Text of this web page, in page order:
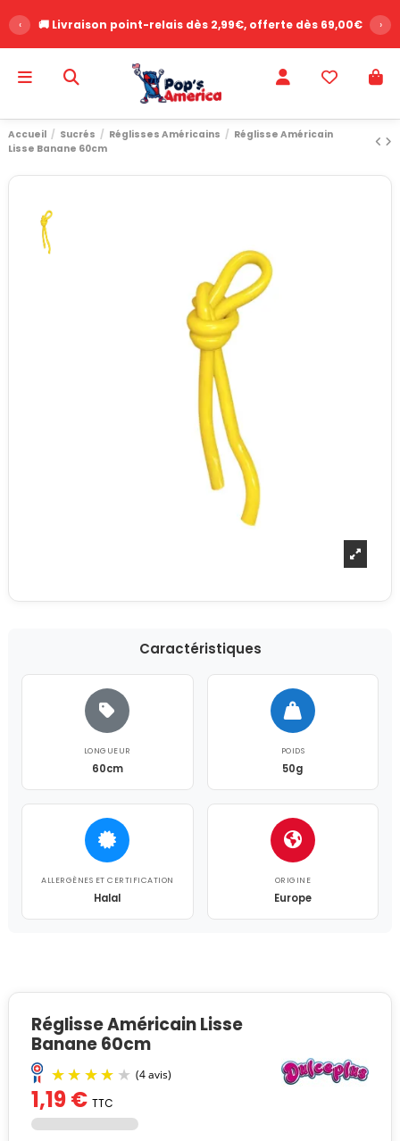
‹ 🚚 Livraison point-relais dès 2,99€, offerte dès 69,00€ ›
Accueil Sucrés Réglisses Américains
Réglisse Américain
Lisse Banane 60cm
Caractéristiques
LONGUEUR
60cm
POIDS
50g
ALLERGÈNES ET CERTIFICATION
Halal
ORIGINE
Europe
Réglisse Américain Lisse
Banane 60cm
1,19 € TTC